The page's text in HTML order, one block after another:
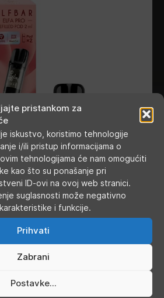
pristankom za
iskustvo, koristimo tehnologije
i/ili pristup informacijama o
tehnologijama će nam omogućiti
kao što su ponašanje pri
ID-ovi na ovoj web stranici.
suglasnosti može negativno
i funkcije.
Prihvati
Zabrani
Postavke...
Raspberry Watermelon